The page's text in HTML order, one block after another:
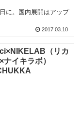
に。国内展開はアップ
2017.03.10
（リカ
イキラボ）